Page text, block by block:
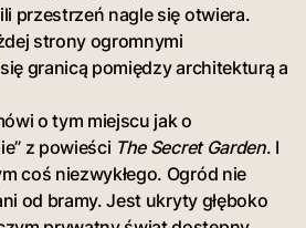
przestrzeń nagle się otwiera.
strony ogromnymi
granicą pomiędzy architekturą a
o tym miejscu jak o
z powieści The Secret Garden. I
coś niezwykłego. Ogród nie
od bramy. Jest ukryty głęboko